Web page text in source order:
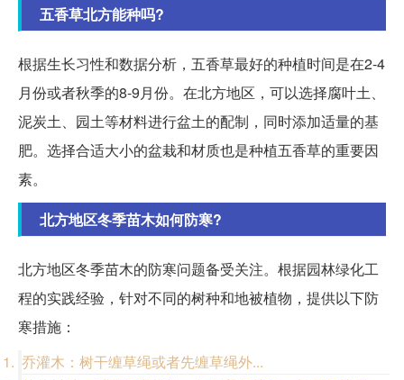
五香草北方能种吗?
根据生长习性和数据分析，五香草最好的种植时间是在2-4
月份或者秋季的8-9月份。在北方地区，可以选择腐叶土、
泥炭土、园土等材料进行盆土的配制，同时添加适量的基
肥。选择合适大小的盆栽和材质也是种植五香草的重要因
素。
北方地区冬季苗木如何防寒?
北方地区冬季苗木的防寒问题备受关注。根据园林绿化工
程的实践经验，针对不同的树种和地被植物，提供以下防
寒措施：
乔灌木：树干缠草绳或者先缠草绳外...